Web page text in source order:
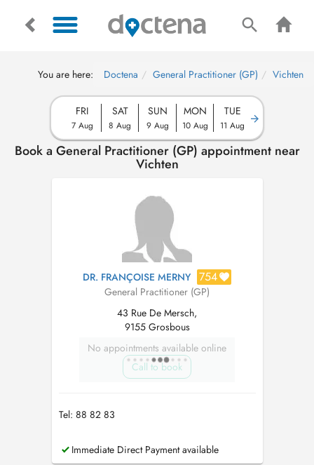
You are here: Doctena General Practitioner (GP) Vichten
FRI
7 Aug
SAT
8 Aug
SUN
9 Aug
MON
10 Aug
TUE
11 Aug
Book a General Practitioner (GP) appointment near
Vichten
DR. FRANÇOISE MERNY 754
General Practitioner (GP)
43 Rue De Mersch,
9155 Grosbous
No appointments available online
Call to book
Tel: 88 82 83
Immediate Direct Payment available